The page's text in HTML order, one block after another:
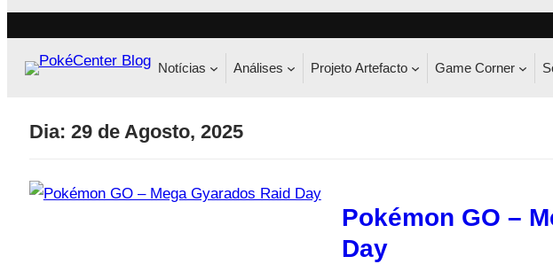
Notícias Análises Projeto Artefacto Game Corner
Dia: 29 de Agosto, 2025
Pokémon GO –
Day